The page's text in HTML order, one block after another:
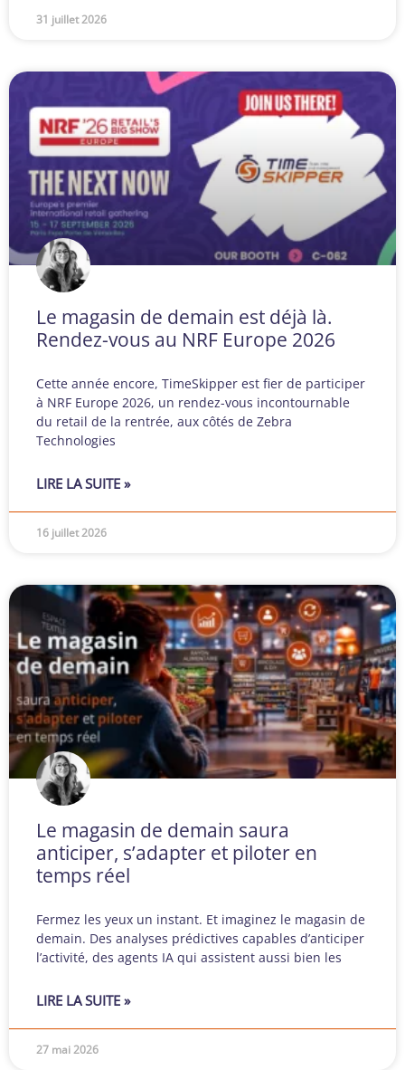
31 juillet 2026
Le magasin de demain est déjà là.
Rendez-vous au NRF Europe 2026
Cette année encore, TimeSkipper est fier de participer
à NRF Europe 2026, un rendez-vous incontournable
du retail de la rentrée, aux côtés de Zebra
Technologies
LIRE LA SUITE »
16 juillet 2026
Le magasin de demain saura
anticiper, s’adapter et piloter en
temps réel
Fermez les yeux un instant. Et imaginez le magasin de
demain. Des analyses prédictives capables d’anticiper
l’activité, des agents IA qui assistent aussi bien les
LIRE LA SUITE »
27 mai 2026